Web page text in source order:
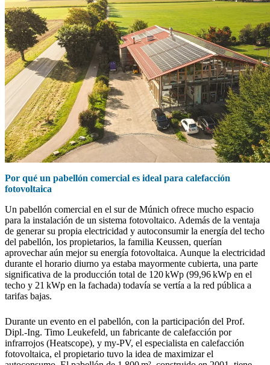
Por qué un pabellón comercial es ideal para calefacción
fotovoltaica
Un pabellón comercial en el sur de Múnich ofrece mucho espacio
para la instalación de un sistema fotovoltaico. Además de la ventaja
de generar su propia electricidad y autoconsumir la energía del techo
del pabellón, los propietarios, la familia Keussen, querían
aprovechar aún mejor su energía fotovoltaica. Aunque la electricidad
durante el horario diurno ya estaba mayormente cubierta, una parte
significativa de la producción total de 120 kWp (99,96 kWp en el
techo y 21 kWp en la fachada) todavía se vertía a la red pública a
tarifas bajas.
Durante un evento en el pabellón, con la participación del Prof.
Dipl.-Ing. Timo Leukefeld, un fabricante de calefacción por
infrarrojos (Heatscope), y my-PV, el especialista en calefacción
fotovoltaica, el propietario tuvo la idea de maximizar el